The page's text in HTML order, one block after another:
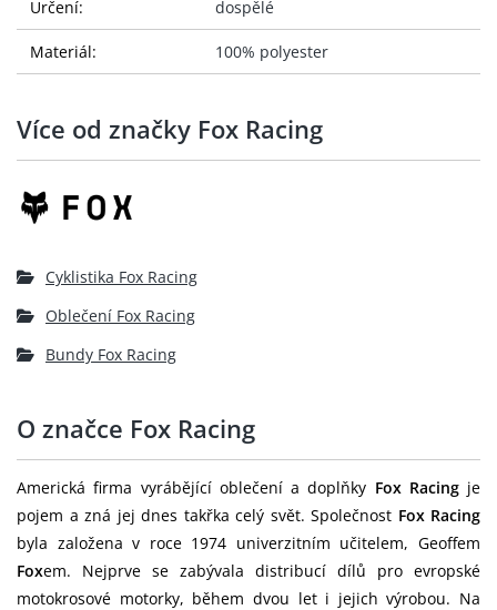
Určení: dospělé
Materiál: 100% polyester
Více od značky Fox Racing
Cyklistika Fox Racing
Oblečení Fox Racing
Bundy Fox Racing
O značce Fox Racing
Americká firma vyrábějící oblečení a doplňky Fox Racingje
pojem a zná jej dnes takřka celý svět. Společnost Fox Racing
byla založena v roce 1974 univerzitním učitelem, Geoffem
Foxem. Nejprve se zabývala distribucí dílů pro evropské
motokrosové motorky, během dvou let i jejich výrobou. Na